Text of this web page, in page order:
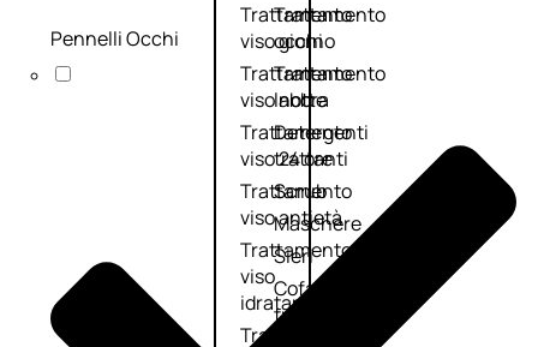
Trattamento
viso giorno
Trattamento
viso notte
Trattamento
viso 24 ore
Trattamento
viso antietà
Trattamento
viso
idratante
Trattamento
Trattamento
occhi
Trattamento
labbra
Detergenti
trattanti
Scrub
Maschere
Sieri
Cofanetti
trattamento
Pennelli Occhi